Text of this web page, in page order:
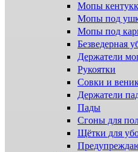
Мопы
Мопы под
Мопы под
Безведерная
Держатели
Рукоятки
Совки и
Держатели
Пады
Сгоны для
Щётки для